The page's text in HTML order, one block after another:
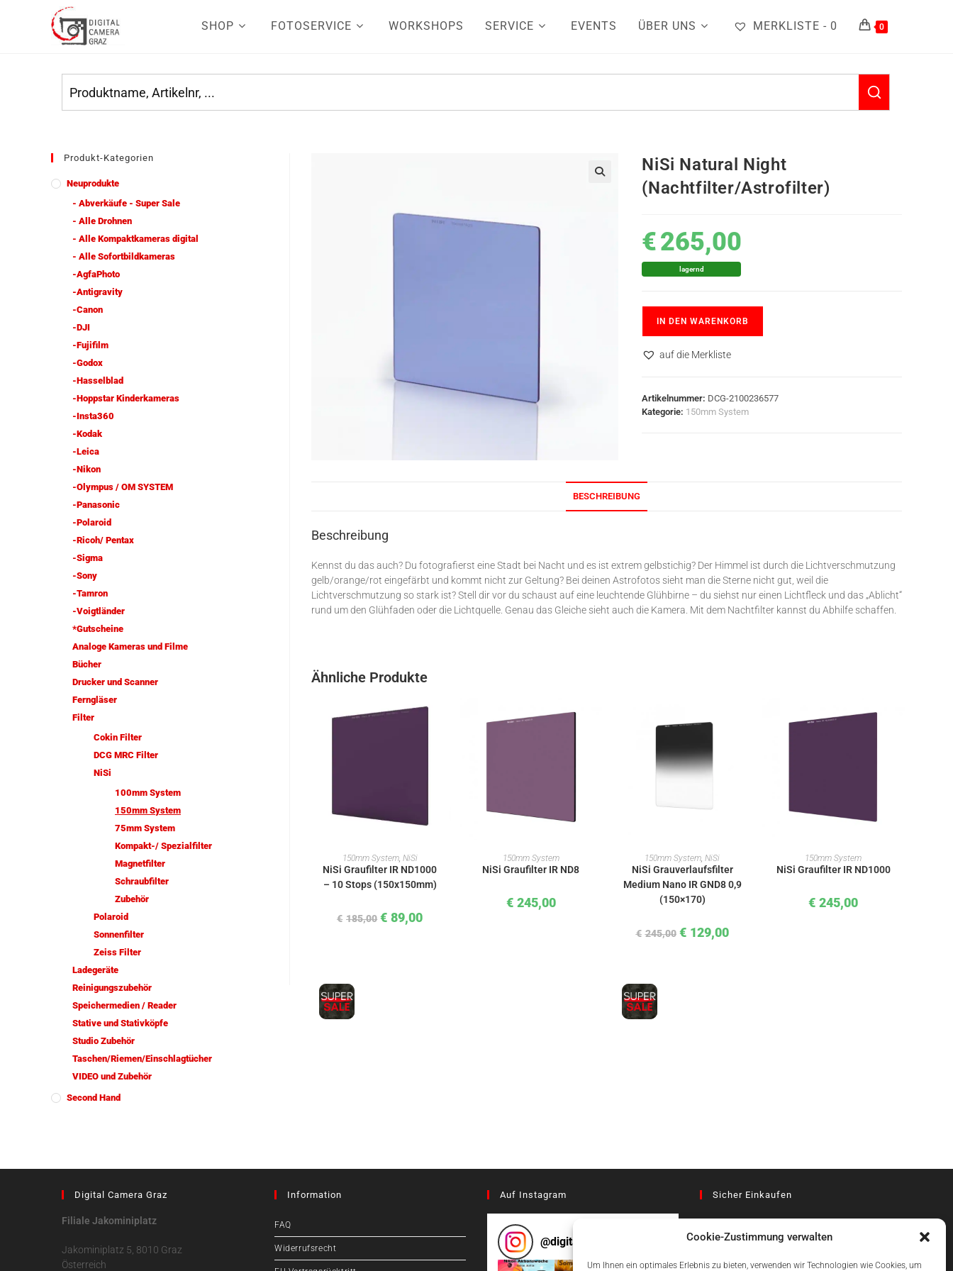
Cookie-Zustimmung verwalten
Um Ihnen ein optimales Erlebnis zu bieten, verwenden wir Technologien wie Cookies, um
SHOP FOTOSERVICE WORKSHOPS SERVICE EVENTS ÜBER UNS MERKLISTE - 0 0
NiSi Natural Night
(Nachtfilter/Astrofilter)
€265,00
lagernd
IN DEN WARENKORB
auf die Merkliste
Artikelnummer: DCG-2100236577
Kategorie: 150mm System
BESCHREIBUNG
Beschreibung
Kennst du das auch? Du fotografierst eine Stadt bei Nacht und es ist extrem gelbstichig? Der Himmel ist durch die Lichtverschmutzung
gelb/orange/rot eingefärbt und kommt nicht zur Geltung? Bei deinen Astrofotos sieht man die Sterne nicht gut, weil die
Lichtverschmutzung so stark ist? Stell dir vor du schaust auf eine leuchtende Glühbirne – du siehst nur einen Lichtfleck und das „Ablicht“
rund um den Glühfaden oder die Lichtquelle. Genau das Gleiche sieht auch die Kamera. Mit dem Nachtfilter kannst du Abhilfe schaffen.
Ähnliche Produkte
IN DEN WARENKORB
150mm System, NiSi
NiSi Graufilter IR ND1000
– 10 Stops (150x150mm)
€ 185,00 € 89,00
IN DEN WARENKORB
150mm System
NiSi Graufilter IR ND8
€ 245,00
IN DEN WARENKORB
150mm System,NiSi
NiSi Grauverlaufsfilter
Medium Nano IR GND8 0,9
(150×170)
€ 245,00 € 129,00
IN DEN WARENKORB
150mm System
NiSi Graufilter IR ND1000
€ 245,00
Produkt-Kategorien
Neuprodukte
- Abverkäufe - Super Sale
- Alle Drohnen
- Alle Kompaktkameras digital
- Alle Sofortbildkameras
-AgfaPhoto
-Antigravity
-Canon
-DJI
-Fujifilm
-Godox
-Hasselblad
-Hoppstar Kinderkameras
-Insta360
-Kodak
-Leica
-Nikon
-Olympus / OM SYSTEM
-Panasonic
-Polaroid
-Ricoh/ Pentax
-Sigma
-Sony
-Tamron
-Voigtländer
*Gutscheine
Analoge Kameras und Filme
Bücher
Drucker und Scanner
Ferngläser
Filter
Cokin Filter
DCG MRC Filter
NiSi
100mm System
150mm System
75mm System
Kompakt-/ Spezialfilter
Magnetfilter
Schraubfilter
Zubehör
Polaroid
Sonnenfilter
Zeiss Filter
Ladegeräte
Reinigungszubehör
Speichermedien / Reader
Stative und Stativköpfe
Studio Zubehör
Taschen/Riemen/Einschlagtücher
VIDEO und Zubehör
Second Hand
Digital Camera Graz
Filiale Jakominiplatz
Jakominiplatz 5, 8010 Graz
Österreich
Information
FAQ
Widerrufsrecht
Auf Instagram
@digitalcameragraz
Sicher Einkaufen